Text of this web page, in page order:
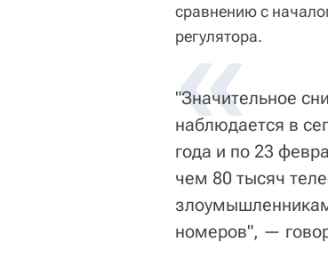
сравнению с
регулятора.
«
"Значительное
наблюдается в
года и по 23
чем 80 тысяч
номеров", —